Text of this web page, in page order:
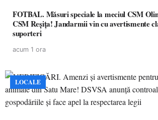
FOTBAL. Măsuri speciale la meciul CSM
CSM Reșița! Jandarmii vin cu avertismente
suporteri
acum 1 ora
LOCALE